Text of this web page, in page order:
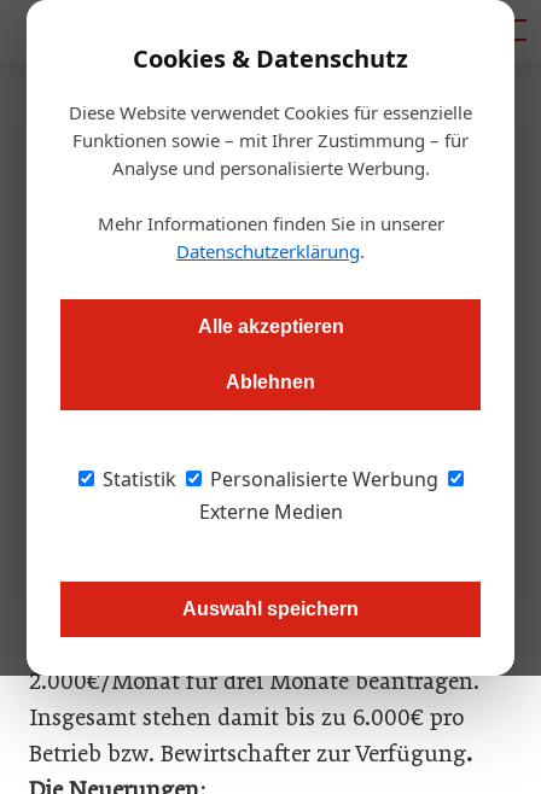
Cookies & Datenschutz
Diese Website verwendet Cookies für essenzielle
Funktionen sowie – mit Ihrer Zustimmung – für
Analyse und personalisierte Werbung.
Mehr Informationen finden Sie in unserer
Datenschutzerklärung.
Alle akzeptieren
Ablehnen
Statistik
Personalisierte Werbung
Externe Medien
Auswahl speichern
Startseite/Gastro & Hotel
Gemeinsam schaffen wir das!
Unser Liveblog
Die ÖGZ sammelt und berichtet laufend über alle
Neuigkeiten, die unsere Branche betreffen. Hier eine
Härtefallfonds:Betriebe können bei Nachweis
eines Einkommensrückganges jeweils bis zu
2.000€/Monat für drei Monate beantragen.
Insgesamt stehen damit bis zu 6.000€ pro
Betrieb bzw. Bewirtschafter zur Verfügung.